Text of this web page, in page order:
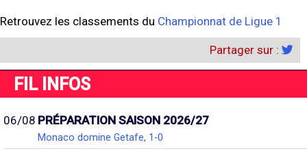
Retrouvez les classements du Championnat de Ligue 1
Partager sur :
FIL INFOS
06/08 PRÉPARATION SAISON 2026/27
Monaco domine Getafe, 1-0